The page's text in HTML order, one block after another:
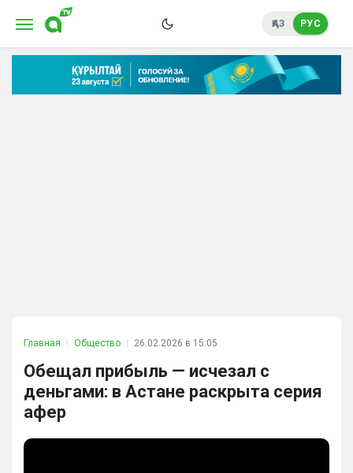
ҚАЗ РУС
Главная Общество 26.02.2026 в 15:05
Обещал прибыль — исчезал с
деньгами: в Астане раскрыта серия
афер